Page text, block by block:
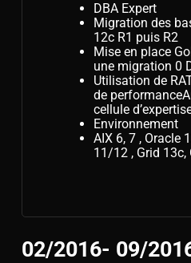
DBA Expert
Migration des
12c R1 puis R2
Mise en place
une migration 0
Utilisation de
de
cellule
Environnement
AIX 6, 7 , Oracle
11/12 , Grid 13c,
02/2016- 09/